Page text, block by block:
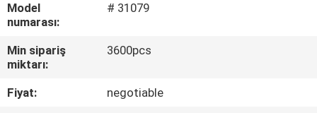
HAKKIMIZDA
FABRIKA
TURU
Model
numarası:
# 31079
Min sipariş
miktarı:
3600pcs
Fiyat:
negotiable